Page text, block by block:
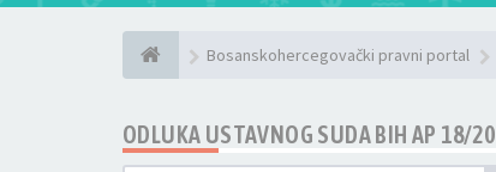
Bosanskohercegovački pravni portal
ODLUKA USTAVNOG SUDA BIH AP 18/20